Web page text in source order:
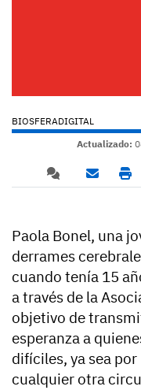
BIOSFERADIGITAL
Actualizado:
Paola Bonel, una
derrames
cuando tenía 15
a través de la
objetivo de
esperanza a
difíciles, ya sea
cualquier otra